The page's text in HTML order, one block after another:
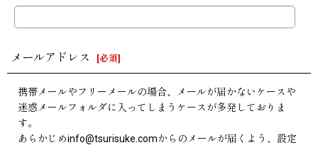
メールアドレス [必須]
携帯メールやフリーメールの場合、メールが届かないケースや
迷惑メールフォルダに入ってしまうケースが多発しておりま
す。
あらかじめinfo@tsurisuke.comからのメールが届くよう、設定